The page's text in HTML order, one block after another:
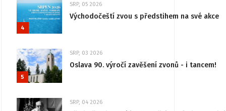
4
SRP, 05 2026
Východočeští zvou s předstihem na své akce
5
SRP, 03 2026
Oslava 90. výročí zavěšení zvonů - i tancem!
SRP, 04 2026